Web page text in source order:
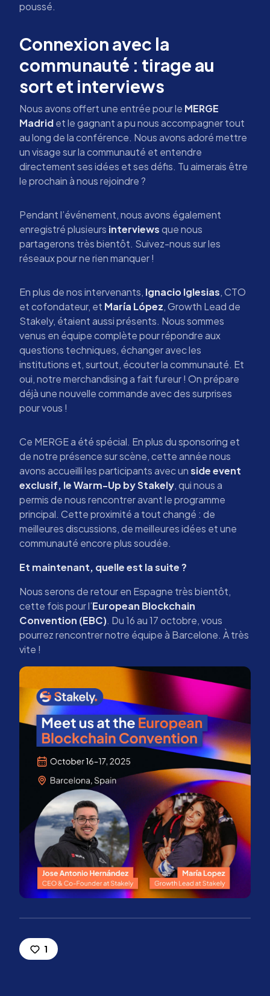
poussé.
Connexion avec la
communauté : tirage au
sort et interviews
Nous avons offert une entrée pour le MERGE
Madridet le gagnant a pu nous accompagner tout
au long de la conférence. Nous avons adoré mettre
un visage sur la communauté et entendre
directement ses idées et ses défis. Tu aimerais être
le prochain à nous rejoindre ?
Pendant l’événement, nous avons également
enregistré plusieurs interviewsque nous
partagerons très bientôt. Suivez-nous sur les
réseaux pour ne rien manquer !
En plus de nos intervenants, Ignacio Iglesias, CTO
et cofondateur, et María López, Growth Lead de
Stakely, étaient aussi présents. Nous sommes
venus en équipe complète pour répondre aux
questions techniques, échanger avec les
institutions et, surtout, écouter la communauté. Et
oui, notre merchandising a fait fureur ! On prépare
déjà une nouvelle commande avec des surprises
pour vous !
Ce MERGE a été spécial. En plus du sponsoring et
de notre présence sur scène, cette année nous
avons accueilli les participants avec unside event
exclusif, le Warm-Up by Stakely, qui nous a
permis de nous rencontrer avant le programme
principal. Cette proximité a tout changé : de
meilleures discussions, de meilleures idées et une
communauté encore plus soudée.
Et maintenant, quelle est la suite ?
Nous serons de retour en Espagne très bientôt,
cette fois pour l’European Blockchain
Convention (EBC). Du 16 au 17 octobre, vous
pourrez rencontrer notre équipe à Barcelone. À très
vite !
1